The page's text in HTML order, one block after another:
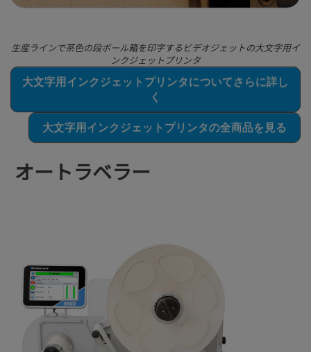
生産ラインで茶色の段ボール箱を印字するビデオジェットの大文字用イ
ンクジェットプリンタ
大文字用インクジェットプリンタについてさらに詳し
く
大文字用インクジェットプリンタの全商品を見る
オートラベラー